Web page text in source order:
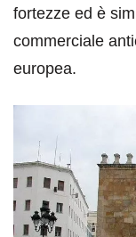
fortezze ed è
commerciale
europea.